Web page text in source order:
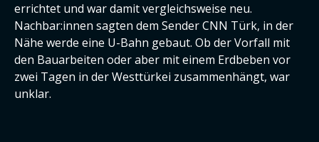
errichtet und war damit vergleichsweise neu.
Nachbar:innen sagten dem Sender CNN Türk, in der
Nähe werde eine U-Bahn gebaut. Ob der Vorfall mit
den Bauarbeiten oder aber mit einem Erdbeben vor
zwei Tagen in der Westtürkei zusammenhängt, war
unklar.